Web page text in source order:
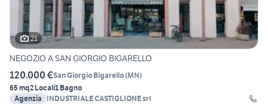
21
NEGOZIO A SAN GIORGIO BIGARELLO
120.000 €San Giorgio Bigarello(MN)
65 mq2 Locali1 Bagno
Agenzia
INDUSTRIALE CASTIGLIONE srl